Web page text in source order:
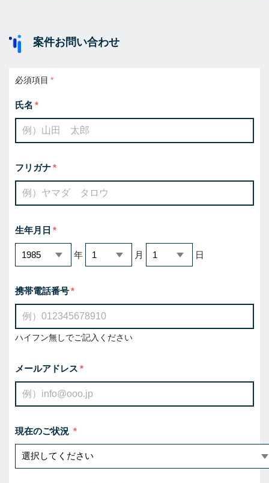
案件お問い合わせ
必須項目
氏名
フリガナ
生年月日
年 月 日
携帯電話番号
ハイフン無しでご記入ください
メールアドレス
現在のご状況